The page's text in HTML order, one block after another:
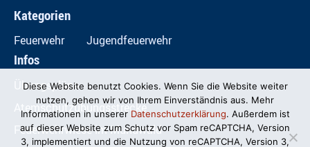
Kategorien
Feuerwehr Jugendfeuerwehr
Infos
Übungspläne
Atemschutzübungsstrecke
Feuerwehrwiese im Mundwald
Diese Website benutzt Cookies. Wenn Sie die Website weiter
nutzen, gehen wir von Ihrem Einverständnis aus. Mehr
Informationen in unserer Datenschutzerklärung. Außerdem ist
auf dieser Website zum Schutz vor Spam reCAPTCHA, Version
3, implementiert und die Nutzung von reCAPTCHA, Version 3,